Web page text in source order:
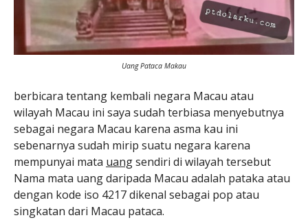
Uang Pataca Makau
berbicara tentang kembali negara Macau atau
wilayah Macau ini saya sudah terbiasa menyebutnya
sebagai negara Macau karena asma kau ini
sebenarnya sudah mirip suatu negara karena
mempunyai mata uangsendiri di wilayah tersebut
Nama mata uang daripada Macau adalah pataka atau
dengan kode iso 4217 dikenal sebagai pop atau
singkatan dari Macau pataca.